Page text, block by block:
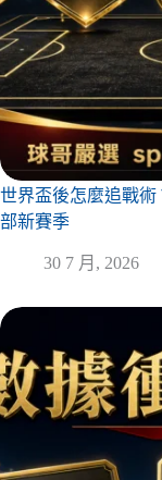
世界盃後怎麼追戰術
部新賽季
30 7 月, 2026